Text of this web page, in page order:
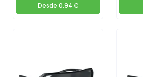
Desde 0.94 €